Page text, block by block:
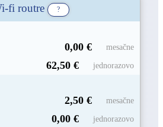
fi routre ?
0,00 € mesačne
62,50 € jednorazovo
2,50 € mesačne
0,00 € jednorazovo